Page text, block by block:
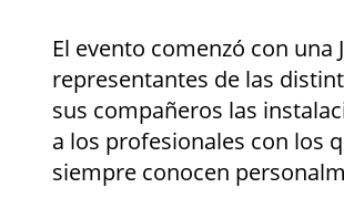
El evento comenzó con
representantes de las
sus compañeros las
a los profesionales con los
siempre conocen